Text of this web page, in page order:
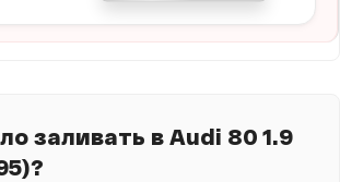
заливать в Audi 80 1.9